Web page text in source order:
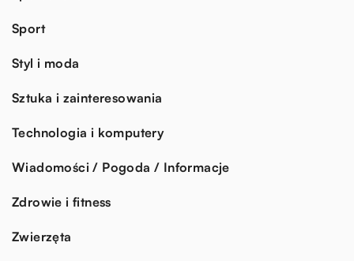
Sport
Styl i moda
Sztuka i zainteresowania
Technologia i komputery
Wiadomości / Pogoda / Informacje
Zdrowie i fitness
Zwierzęta